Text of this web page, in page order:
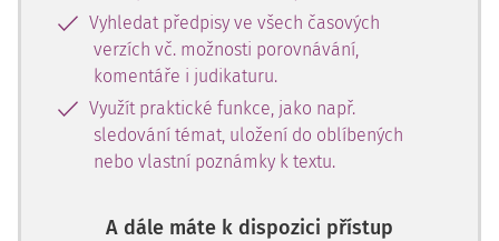
Vyhledat předpisy ve všech časových
verzích vč. možnosti porovnávání,
komentáře i judikaturu.
Využít praktické funkce, jako např.
sledování témat, uložení do oblíbených
nebo vlastní poznámky k textu.
A dále máte k dispozici přístup